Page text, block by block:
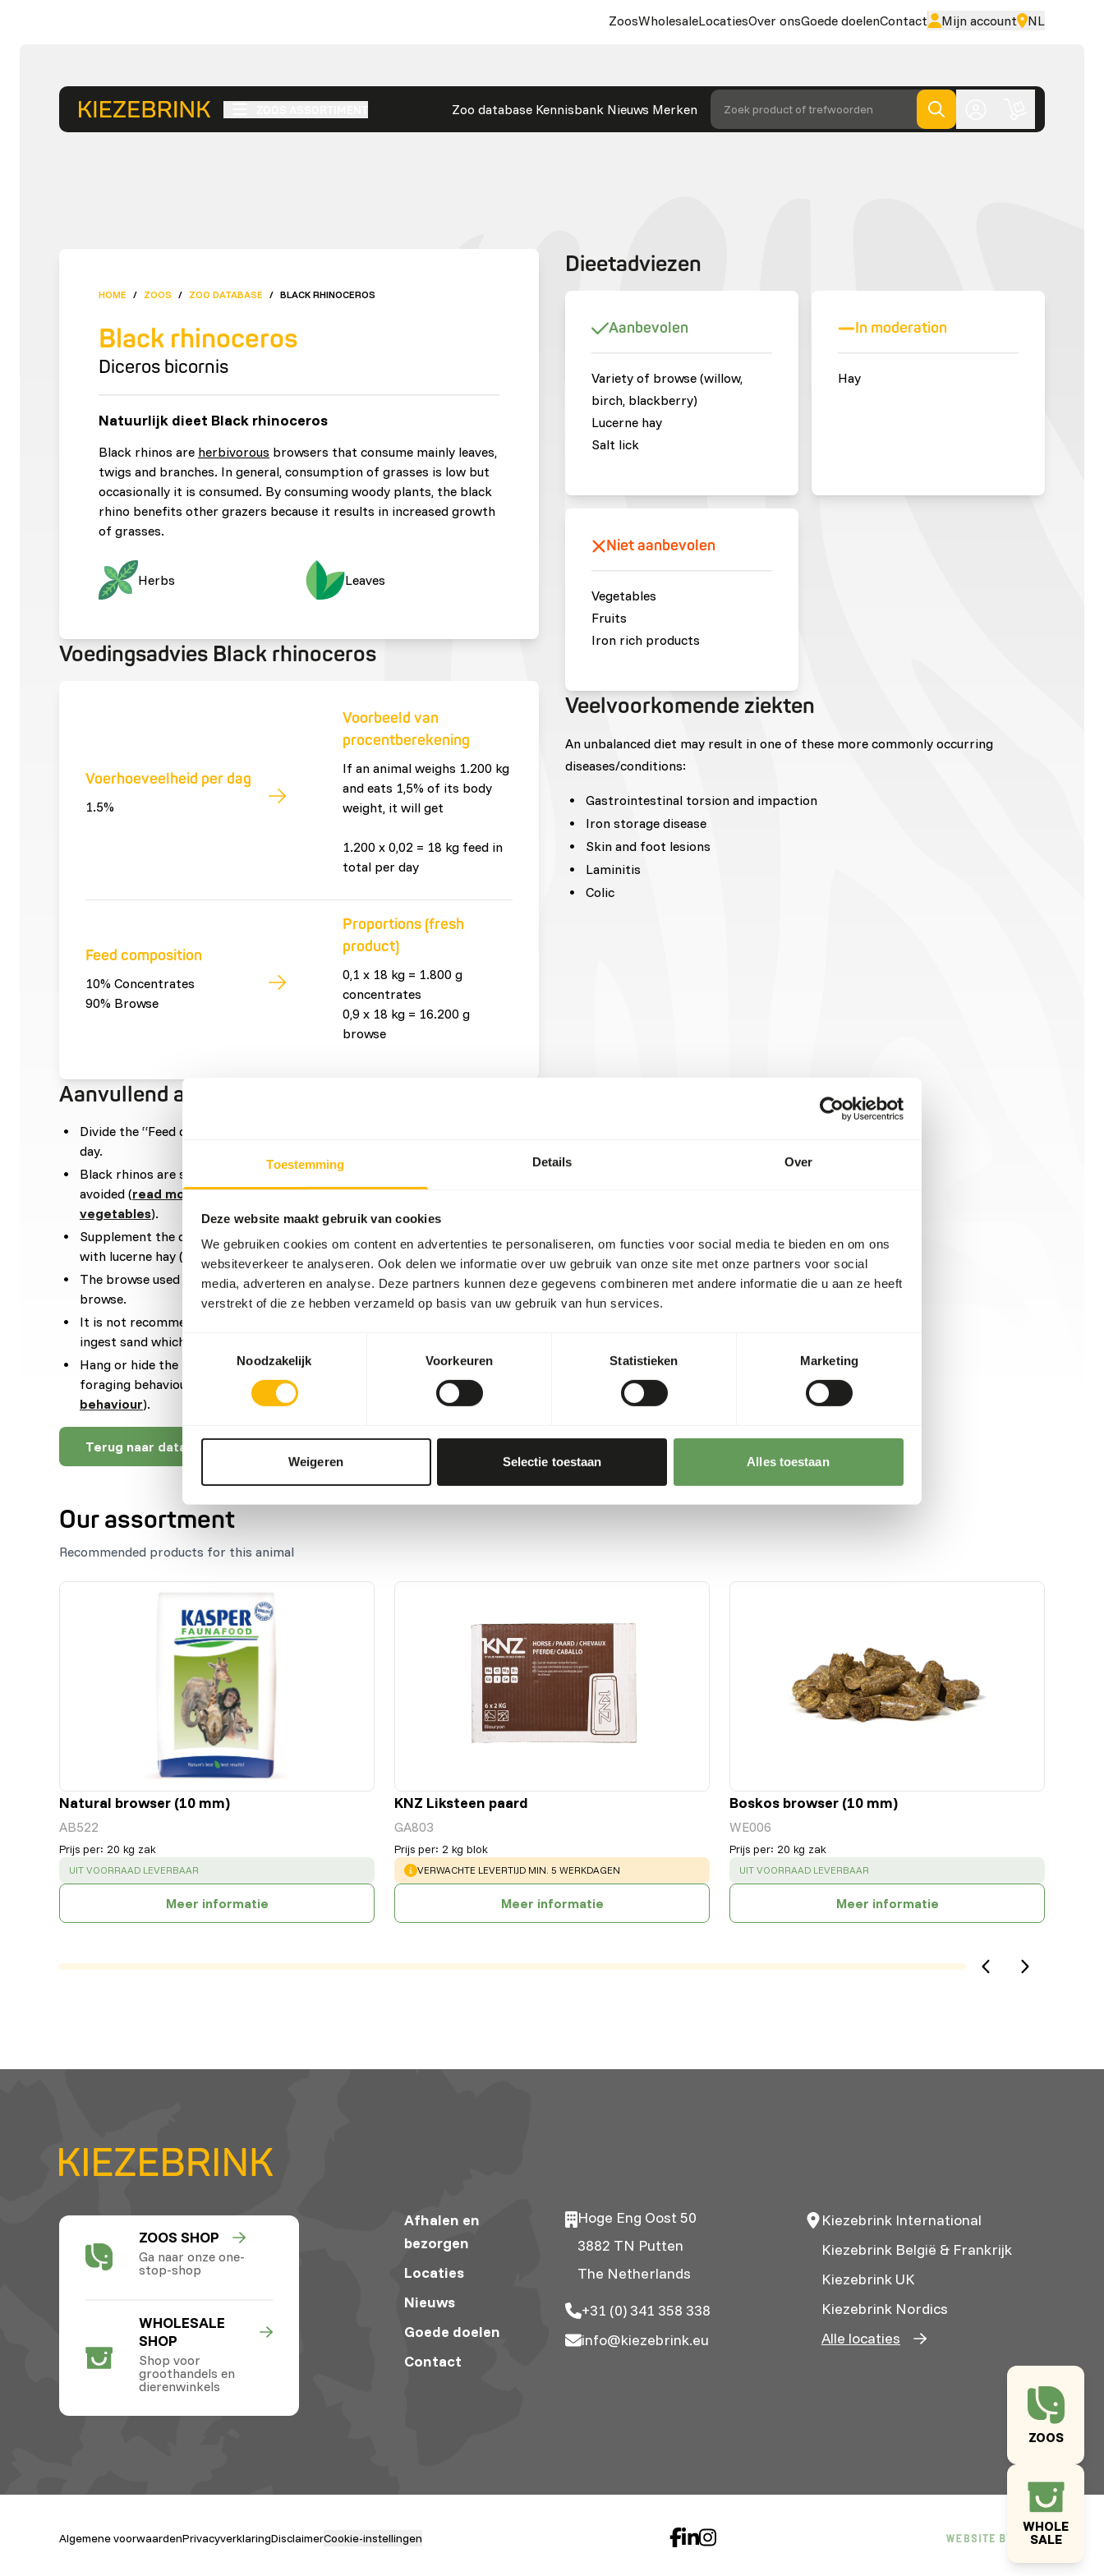
Toestemming Details Over
Deze website maakt gebruik van cookies
We gebruiken cookies om content en advertenties te personaliseren, om functies voor social media te bieden en om ons
websiteverkeer te analyseren. Ook delen we informatie over uw gebruik van onze site met onze partners voor social
media, adverteren en analyse. Deze partners kunnen deze gegevens combineren met andere informatie die u aan ze heeft
verstrekt of die ze hebben verzameld op basis van uw gebruik van hun services.
Toestemmingsselectie
Noodzakelijk
Voorkeuren Statistieken Marketing
Weigeren Selectie toestaan Alles toestaan
ZoosWholesaleLocatiesOver onsGoede doelenContact Mijn account NL
Zoo database Kennisbank Nieuws Merken Zoek product of trefwoorden
ZOOS
WHOLE
SALE
HOME / ZOOS / ZOO DATABASE / BLACK RHINOCEROS
Black rhinoceros
Diceros bicornis
Natuurlijk dieet Black rhinoceros
Black rhinos are herbivorous browsers that consume mainly leaves,
twigs and branches. In general, consumption of grasses is low but
occasionally it is consumed. By consuming woody plants, the black
rhino benefits other grazers because it results in increased growth
of grasses.
Herbs Leaves
Voedingsadvies Black rhinoceros
Voerhoeveelheid per dag
1.5%
Voorbeeld van
procentberekening
If an animal weighs 1.200 kg
and eats 1,5% of its body
weight, it will get
1.200 x 0,02 = 18 kg feed in
total per day
Feed composition
10% Concentrates
90% Browse
Proportions (fresh
product)
0,1 x 18 kg = 1.800 g
concentrates
0,9 x 18 kg = 16.200 g
browse
Aanvullend advies
Divide the “Feed quantity per day” over at least two feeding moments per
day.
Black rhinos are sensitive to iron, therefore iron rich products should be
avoided (read more about nutritional values of (wild) fruits and
vegetables).
Supplement the diet with
ad libitum
browse. If not available, supplement
with lucerne hay ( read more about browsers and grazers
The browse used in the diet can be a mixture between dried and fresh
browse.
It is not recommended to feed the rhinos from the ground since they might
ingest sand which increases the risk of colic.
Hang or hide the feed (not in sand) to reduce the risk of colic and increase
foraging behaviour (
read more about feed enrichment and foraging
behaviour).
Terug naar database
Dieetadviezen
Aanbevolen
Variety of browse (willow,
birch, blackberry)
Lucerne hay
Salt lick
In moderation
Hay
Niet aanbevolen
Vegetables
Fruits
Iron rich products
Veelvoorkomende ziekten
An unbalanced diet may result in one of these more commonly occurring
diseases/conditions:
Gastrointestinal torsion and impaction
Iron storage disease
Skin and foot lesions
Laminitis
Colic
Our assortment
Recommended products for this animal
Natural browser (10 mm)
AB522
Prijs per: 20 kg zak
SUCCESS:
UIT VOORRAAD LEVERBAAR
Meer informatie
KNZ Liksteen paard
GA803
Prijs per: 2 kg blok
WARNING:
VERWACHTE LEVERTIJD MIN. 5 WERKDAGEN
Meer informatie
Boskos browser (10 mm)
WE006
Prijs per: 20 kg zak
SUCCESS:
UIT VOORRAAD LEVERBAAR
Meer informatie
ZOOS SHOP
Ga naar onze one-
stop-shop
WHOLESALE
SHOP
Shop voor
groothandels en
dierenwinkels
Afhalen en
bezorgen
Locaties
Nieuws
Goede doelen
Contact
Hoge Eng Oost 50
3882 TN Putten
The Netherlands
+31 (0) 341 358 338
info@kiezebrink.eu
Kiezebrink International
Kiezebrink België & Frankrijk
Kiezebrink UK
Kiezebrink Nordics
Alle locaties
Algemene voorwaardenPrivacyverklaringDisclaimerCookie-instellingen